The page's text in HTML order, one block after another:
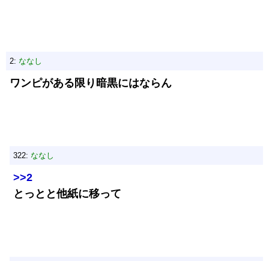
2: ななし
ワンピがある限り暗黒にはならん
322: ななし
>>2
とっとと他紙に移って